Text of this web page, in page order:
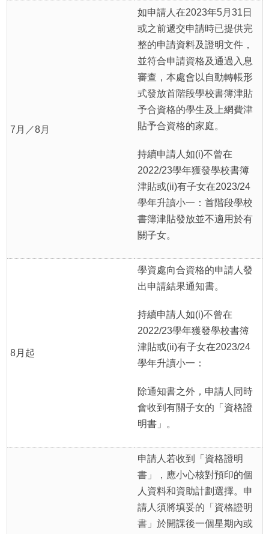
7月／8月
如申請人在2023年5月31日
或之前遞交申請時已提供完
整的申請資料及證明文件，
並符合申請資格及通過入息
審查，本處會以自動轉帳形
式發放首階段學校書簿津貼
予合資格的學生及上網費津
貼予合資格的家庭。
持續申請人如(i)不曾在
2022/23學年獲發學校書簿
津貼或(ii)有子女在2023/24
學年升讀小一：首階段學校
書簿津貼發放並不適用於有
關子女。
8月起
學資處向合資格的申請人發
出申請結果通知書。
持續申請人如(i)不曾在
2022/23學年獲發學校書簿
津貼或(ii)有子女在2023/24
學年升讀小一：
除通知書之外，申請人同時
會收到有關子女的「資格證
明書」。
申請人若收到「資格證明
書」，應小心核對預印的個
人資料和資助計劃選擇。申
請人須將填妥的「資格證明
書」於開課後一個星期內或